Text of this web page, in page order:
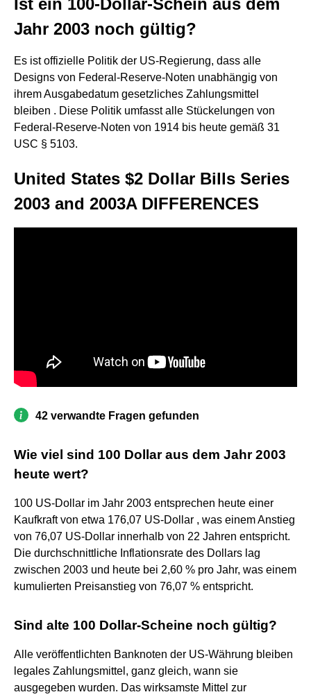
Ist ein 100-Dollar-Schein aus dem
Jahr 2003 noch gültig?
Es ist offizielle Politik der US-Regierung, dass alle
Designs von Federal-Reserve-Noten unabhängig von
ihrem Ausgabedatum gesetzliches Zahlungsmittel
bleiben . Diese Politik umfasst alle Stückelungen von
Federal-Reserve-Noten von 1914 bis heute gemäß 31
USC § 5103.
United States $2 Dollar Bills Series
2003 and 2003A DIFFERENCES
42 verwandte Fragen gefunden
Wie viel sind 100 Dollar aus dem Jahr 2003
heute wert?
100 US-Dollar im Jahr 2003 entsprechen heute einer
Kaufkraft von etwa 176,07 US-Dollar , was einem Anstieg
von 76,07 US-Dollar innerhalb von 22 Jahren entspricht.
Die durchschnittliche Inflationsrate des Dollars lag
zwischen 2003 und heute bei 2,60 % pro Jahr, was einem
kumulierten Preisanstieg von 76,07 % entspricht.
Sind alte 100 Dollar-Scheine noch gültig?
Alle veröffentlichten Banknoten der US-Währung bleiben
legales Zahlungsmittel, ganz gleich, wann sie
ausgegeben wurden. Das wirksamste Mittel zur